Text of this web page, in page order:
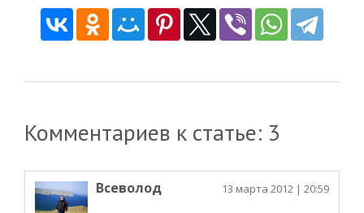
Комментариев к статье: 3
Всеволод 13 марта 2012 | 20:59